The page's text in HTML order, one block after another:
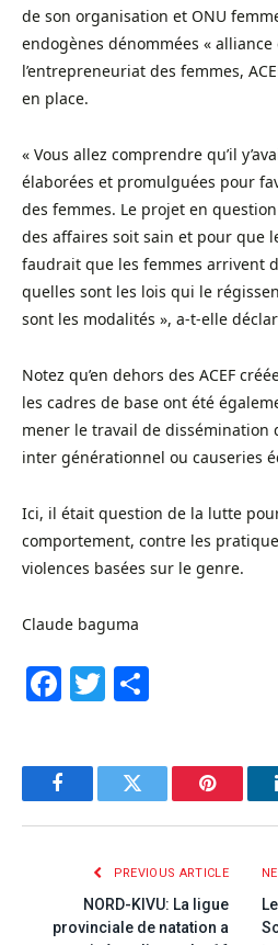
de son organisation et ONU
endogènes dénommées «
l’entrepreneuriat des femmes,
en place.
« Vous allez comprendre qu’il
élaborées et promulguées pour
des femmes. Le projet en
des affaires soit sain et pour que
faudrait que les femmes arrivent
quelles sont les lois qui le
sont les modalités », a-t-elle
Notez qu’en dehors des ACEF
les cadres de base ont été
mener le travail de dissémination
inter générationnel ou causeries
Ici, il était question de la lutte
comportement, contre les
violences basées sur le genre.
Claude baguma
Facebook
Twitter
FacebookTwitter Pinterest
PREVIOUS ARTICLE
NORD-KIVU: La ligue
provinciale de natation a